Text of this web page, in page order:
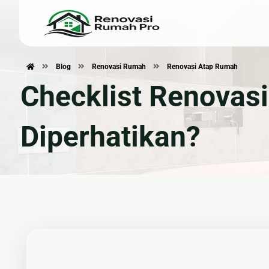
🏠 Renovasi Rumah
🛁 Renovasi Kamar Mandi
🏗
Blog Renovasi Rumah Renovasi Atap Rumah
Checklist
Diperhatikan?